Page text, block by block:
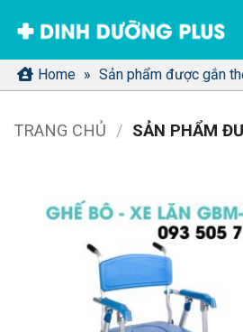
qua
nội
dung Home » Sản phẩm được gắn
TRANG CHỦ / SẢN PHẨM